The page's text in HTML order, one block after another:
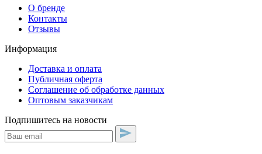
О бренде
Контакты
Отзывы
Информация
Доставка и оплата
Публичная оферта
Соглашение об обработке данных
Оптовым заказчикам
Подпишитесь на новости